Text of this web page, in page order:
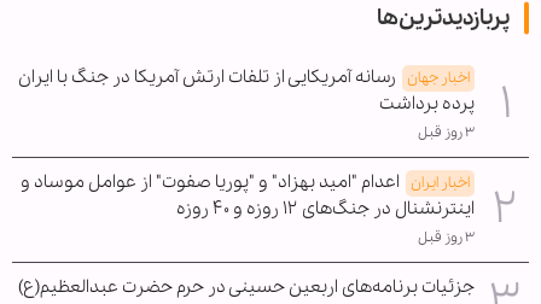
پربازدیدترین‌ها
اخبار جهان رسانه آمریکایی از تلفات ارتش آمریکا در جنگ با ایران
پرده برداشت
۳ روز قبل
اخبار ایران اعدام "امید بهزاد" و "پوریا صفوت" از عوامل موساد و
اینترنشنال در جنگ‌های ۱۲ روزه و ۴۰ روزه
۳ روز قبل
جزئیات برنامه‌های اربعین حسینی در حرم حضرت عبدالعظیم(ع)